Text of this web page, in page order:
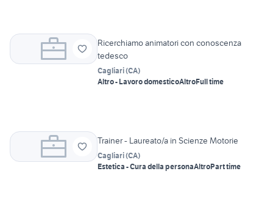
Ricerchiamo animatori con conoscenza
tedesco
Cagliari(CA)
Altro - Lavoro domesticoAltroFull time
Trainer - Laureato/a in Scienze Motorie
Cagliari(CA)
Estetica - Cura della personaAltroPart time